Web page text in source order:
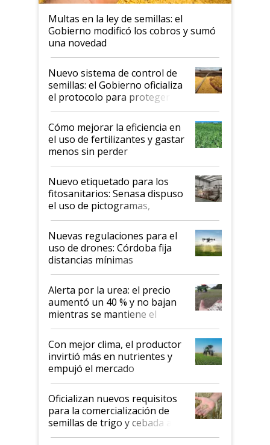
Multas en la ley de semillas: el
Gobierno modificó los cobros y sumó
una novedad
Nuevo sistema de control de
semillas: el Gobierno oficializa
el protocolo para proteger la
propiedad intelectual
Cómo mejorar la eficiencia en
el uso de fertilizantes y gastar
menos sin perder
productividad en la campaña
fina
Nuevo etiquetado para los
fitosanitarios: Senasa dispuso
el uso de pictogramas,
palabras de advertencia e
indicaciones
Nuevas regulaciones para el
uso de drones: Córdoba fija
distancias mínimas
Alerta por la urea: el precio
aumentó un 40 % y no bajan
mientras se mantiene el
conflicto en Medio Oriente
Con mejor clima, el productor
invirtió más en nutrientes y
empujó el mercado
Oficializan nuevos requisitos
para la comercialización de
semillas de trigo y cebada a
granel